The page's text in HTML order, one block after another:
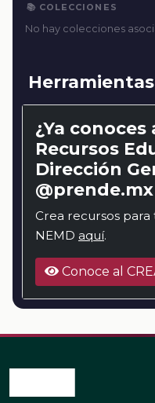
📚 COLECCIONES
No hay colecciones
¿Ya
Recursos
Dirección
@prende.mx
Crea recursos para
NEMD aquí.
Conoce al